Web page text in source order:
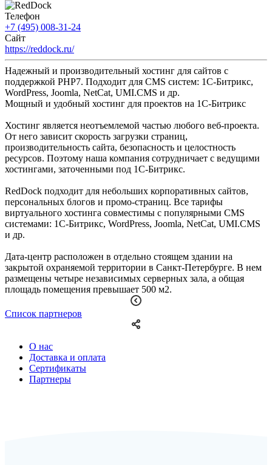
Телефон
+7 (495) 008-31-24
Сайт
https://reddock.ru/
Надежный и производительный хостинг для сайтов с
поддержкой PHP7. Подходит для CMS систем: 1С-Битрикс,
WordPress, Joomla, NetCat, UMI.CMS и др.
Мощный и удобный хостинг для проектов на 1С-Битрикс
Хостинг является неотъемлемой частью любого веб-проекта.
От него зависит скорость загрузки страниц,
производительность сайта, безопасность и целостность
ресурсов. Поэтому наша компания сотрудничает с ведущими
хостингами, заточенными под 1С-Битрикс.
RedDock подходит для небольших корпоративных сайтов,
персональных блогов и промо-страниц. Все тарифы
виртуального хостинга совместимы с популярными CMS
системами: 1С-Битрикс, WordPress, Joomla, NetCat, UMI.CMS
и др.
Дата-центр расположен в отдельно стоящем здании на
закрытой охраняемой территории в Санкт-Петербурге. В нем
размещены четыре независимых серверных зала, а общая
площадь помещения превышает 500 м2.
Список партнеров
О нас
Доставка и оплата
Сертификаты
Партнеры